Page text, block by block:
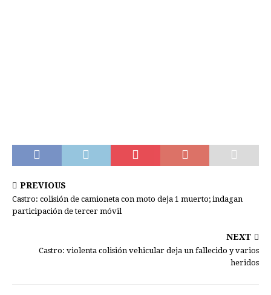
PREVIOUS
Castro: colisión de camioneta con moto deja 1 muerto; indagan
participación de tercer móvil
NEXT
Castro: violenta colisión vehicular deja un fallecido y varios
heridos